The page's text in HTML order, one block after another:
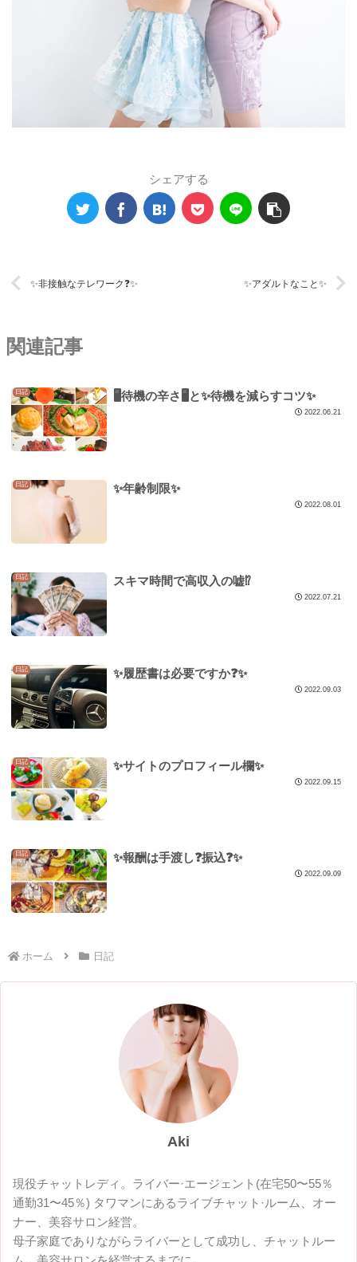
シェアする
✨非接触なテレワーク❓✨ ✨アダルトなこと✨
関連記事
日記 🖥待機の辛さ🖥と✨待機を減らすコツ✨
2022.06.21
日記 ✨年齢制限✨
2022.08.01
日記 スキマ時間で高収入の嘘⁉️
2022.07.21
日記 ✨履歴書は必要ですか❓✨
2022.09.03
日記 ✨サイトのプロフィール欄✨
2022.09.15
日記 ✨報酬は手渡し❓振込❓✨
2022.09.09
ホーム 日記
Aki
現役チャットレディ。ライバー·エージェント(在宅50〜55％
通勤31〜45％) タワマンにあるライブチャット·ルーム、オー
ナー、美容サロン経営。
母子家庭でありながらライバーとして成功し、チャットルー